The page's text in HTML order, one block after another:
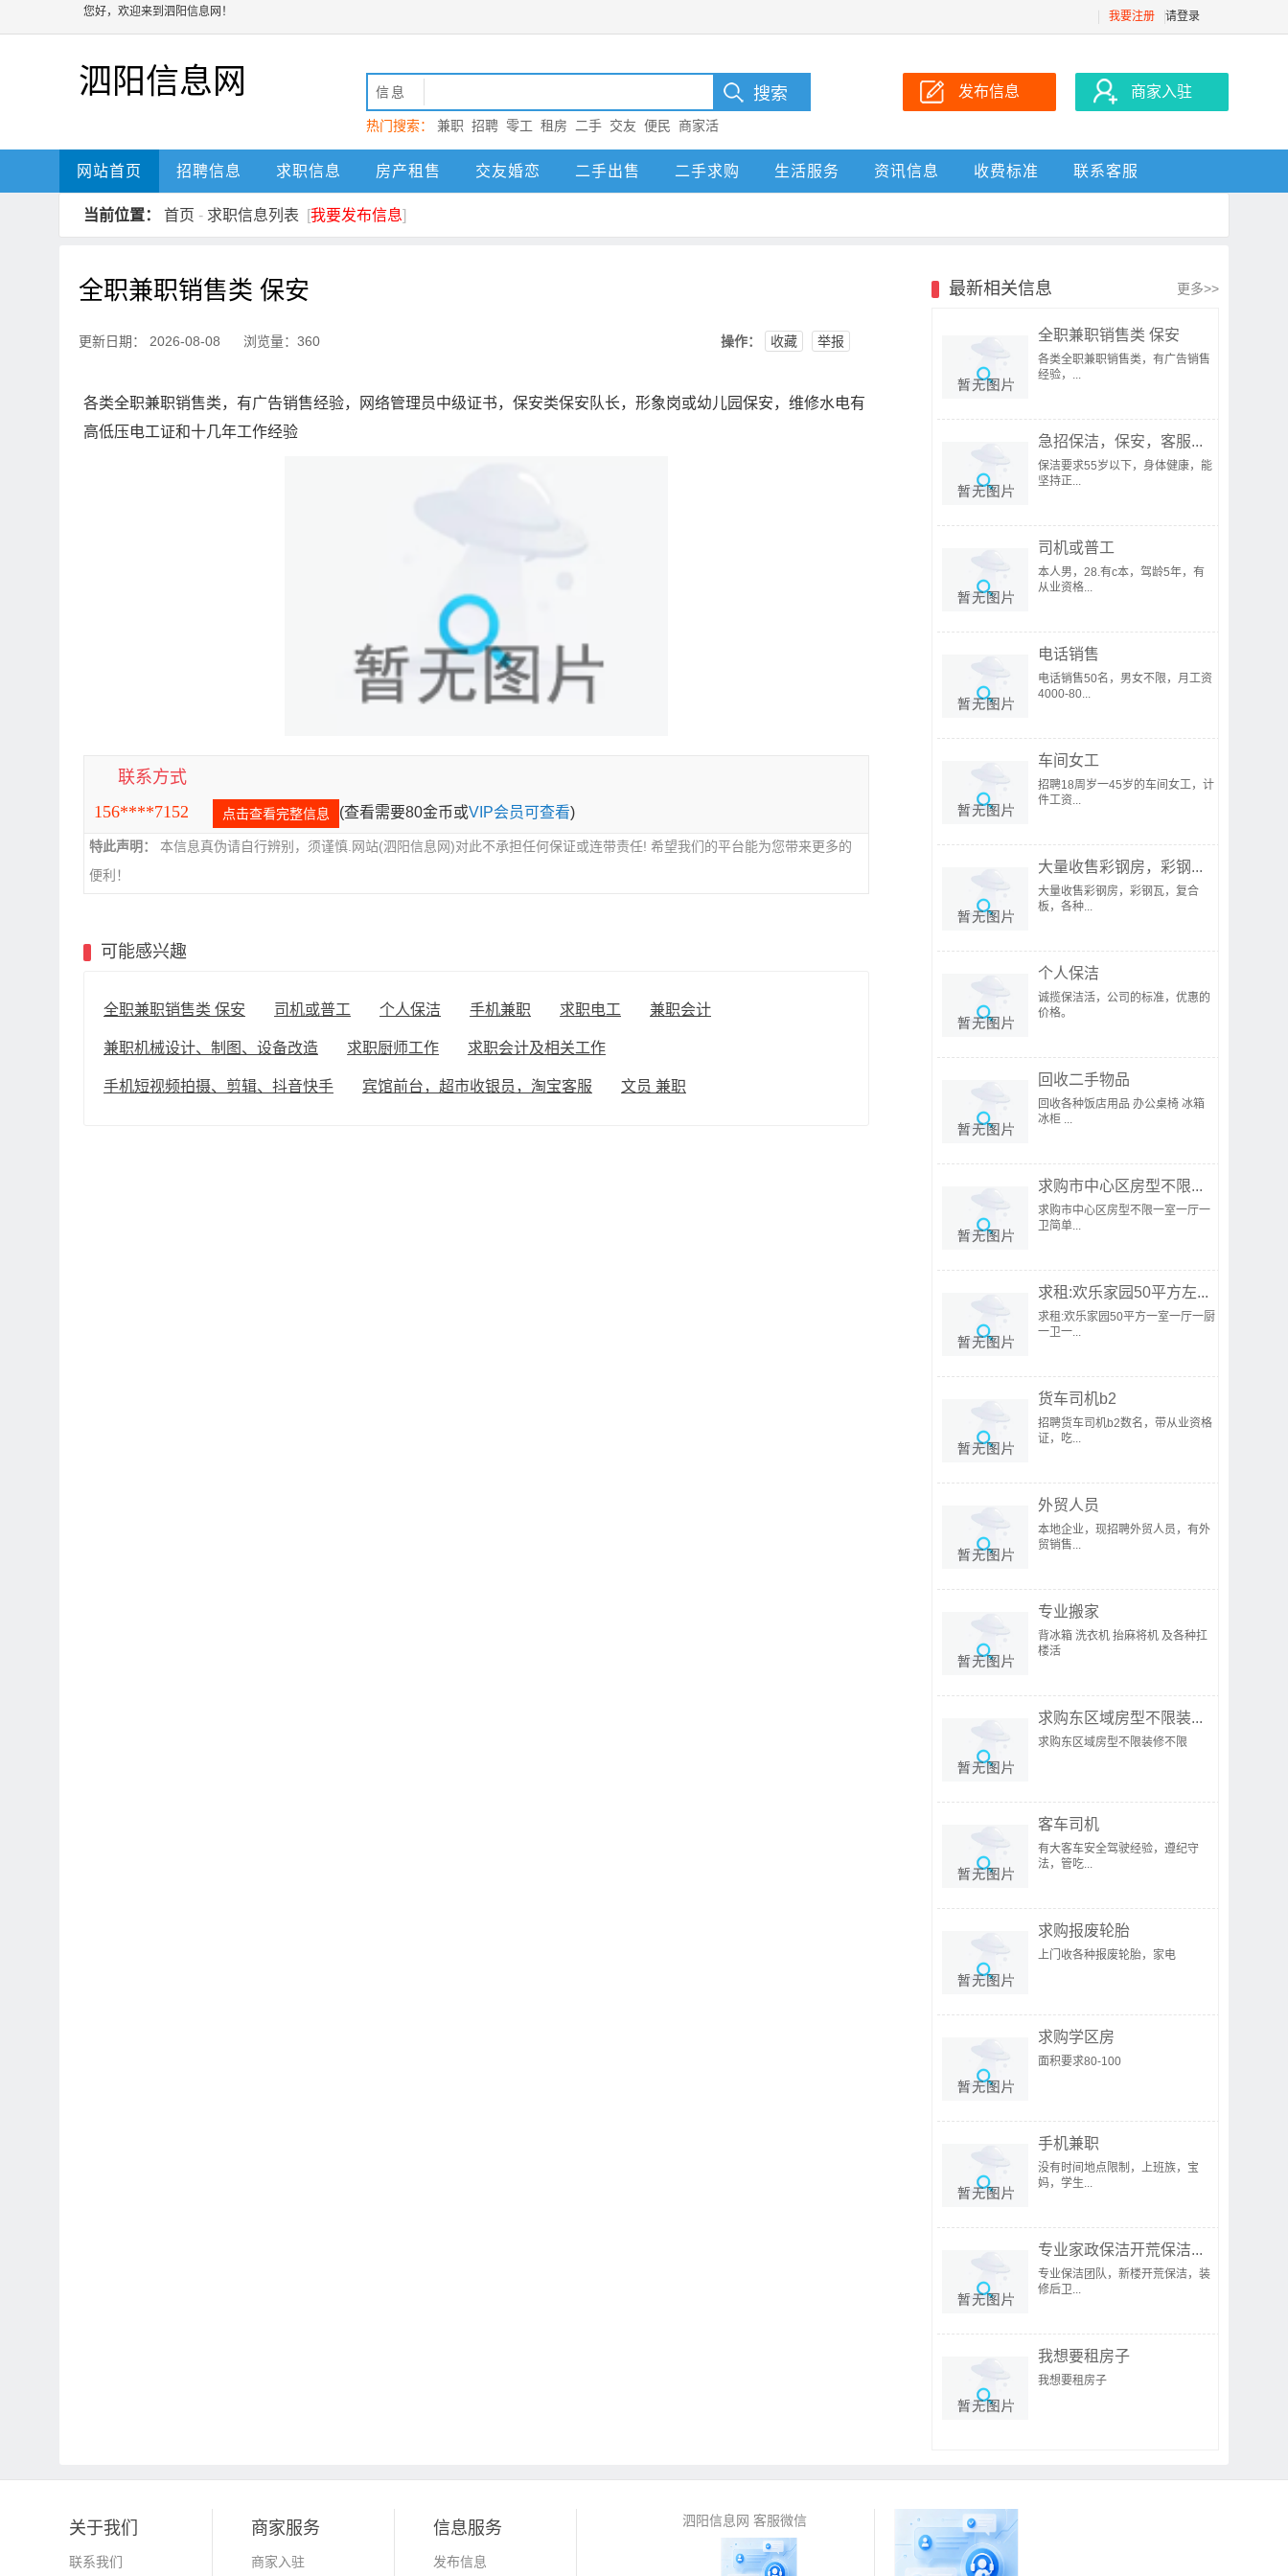
您好，欢迎来到泗阳信息网！ 我要注册 请登录
泗阳信息网 信息
热门搜索： 兼职 招聘 零工 租房 二手 交友 便民
商家活
动 泗阳
发布信息 商家入驻
网站首页 招聘信息 求职信息 房产租售 交友婚恋 二手出售 二手求购 生活服务 资讯信息 收费标准 联系客服
当前位置： 首页 - 求职信息列表 [我要发布信息]
全职兼职销售类 保安
更新日期： 2026-08-08 浏览量：360 操作： 收藏 举报
各类全职兼职销售类，有广告销售经验，网络管理员中级证书，保安类保安队长，形象岗或幼儿园保安，维修水电有
高低压电工证和十几年工作经验
联系方式
156****7152
点击查看完整信息 (查看需要80金币或VIP会员可查看)
特此声明：
本信息真伪请自行辨别，须谨慎.网站(泗阳信息网)对此不承担任何保证或连带责任! 希望我们的平台能为您带来更多的
便利！
可能感兴趣
全职兼职销售类 保安 司机或普工 个人保洁 手机兼职 求职电工 兼职会计
兼职机械设计、制图、设备改造 求职厨师工作 求职会计及相关工作
手机短视频拍摄、剪辑、抖音快手 宾馆前台，超市收银员，淘宝客服 文员 兼职
最新相关信息 更多>>
全职兼职销售类 保安
各类全职兼职销售类，有广告销售
经验，...
急招保洁，保安，客服...
保洁要求55岁以下，身体健康，能
坚持正...
司机或普工
本人男，28.有c本，驾龄5年，有
从业资格...
电话销售
电话销售50名，男女不限，月工资
4000-80...
车间女工
招聘18周岁一45岁的车间女工，计
件工资...
大量收售彩钢房，彩钢...
大量收售彩钢房，彩钢瓦，复合
板，各种...
个人保洁
诚揽保洁活，公司的标准，优惠的
价格。
回收二手物品
回收各种饭店用品 办公桌椅 冰箱
冰柜 ...
求购市中心区房型不限...
求购市中心区房型不限一室一厅一
卫简单...
求租:欢乐家园50平方左...
求租:欢乐家园50平方一室一厅一厨
一卫一...
货车司机b2
招聘货车司机b2数名，带从业资格
证，吃...
外贸人员
本地企业，现招聘外贸人员，有外
贸销售...
专业搬家
背冰箱 洗衣机 抬麻将机 及各种扛
楼活
求购东区域房型不限装...
求购东区域房型不限装修不限
客车司机
有大客车安全驾驶经验，遵纪守
法，管吃...
求购报废轮胎
上门收各种报废轮胎，家电
求购学区房
面积要求80-100
手机兼职
没有时间地点限制，上班族，宝
妈，学生...
专业家政保洁开荒保洁...
专业保洁团队，新楼开荒保洁，装
修后卫...
我想要租房子
我想要租房子
关于我们
联系我们
商家服务
商家入驻
信息服务
发布信息
泗阳信息网 客服微信